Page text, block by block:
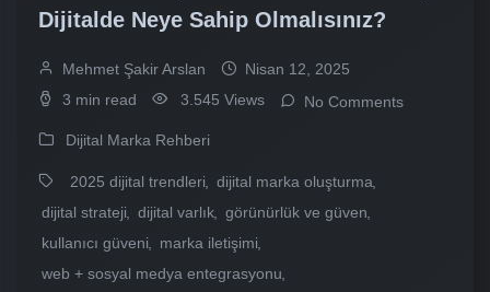
Dijitalde Neye Sahip Olmalısınız?
Mehmet Şakir Arslan
Nisan 12, 2025
3 min read
3.545 Views No Comments
Dijital Marka Rehberi
2025 dijital trendleri
dijital marka oluşturma
dijital strateji
dijital varlık
görünürlük ve güven
kullanıcı güveni
marka iletişimi
web + sosyal medya entegrasyonu